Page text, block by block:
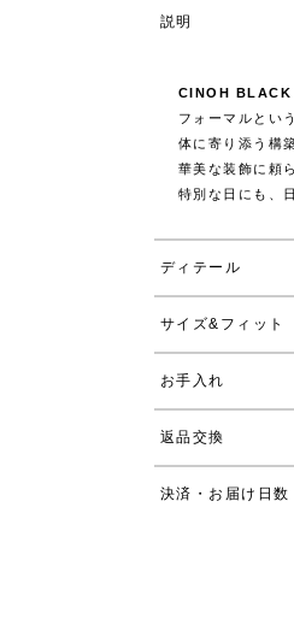
説明
CINOH
フォーマルとい
体に寄り添う構
華美な装飾に頼
特別な日にも、
ディテール
サイズ&フィット
お手入れ
返品交換
決済・お届け日数